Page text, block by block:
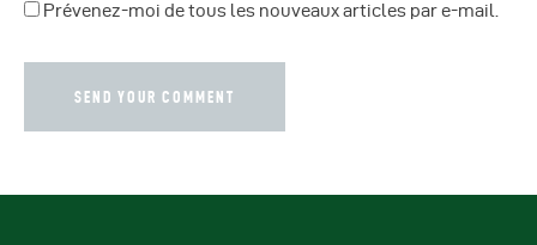
Prévenez-moi de tous les nouveaux articles par e-mail.